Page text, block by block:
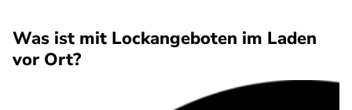
Was ist mit Lockangeboten im Laden
vor Ort?